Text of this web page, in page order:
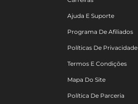
Ajuda E Suporte
Programa De Afiliados
Políticas De Privacidade
Termos E Condições
Mapa Do Site
Política De Parceria